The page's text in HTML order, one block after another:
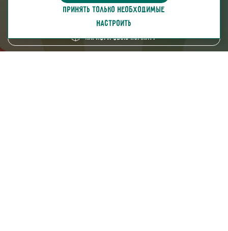
ПРИНЯТЬ ТОЛЬКО НЕОБХОДИМЫЕ
НАСТРОИТЬ
скачать каталог
Нарисуй свою комнату